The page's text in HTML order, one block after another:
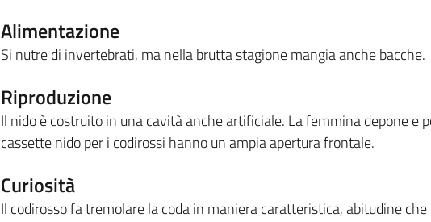
Alimentazione
Si nutre di invertebrati, ma nella brutta stagione mangia anche bacche.
Riproduzione
Il nido è costruito in una cavità anche artificiale. La femmina depone e
cassette nido per i codirossi hanno un ampia apertura frontale.
Curiosità
Il codirosso fa tremolare la coda in maniera caratteristica, abitudine